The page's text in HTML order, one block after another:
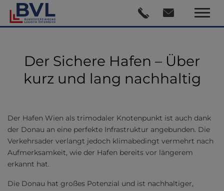
Der Sichere Hafen – Über
kurz und lang nachhaltig
Der Hafen Wien als trimodaler Knotenpunkt ist auch dank
der Donau an eine perfekte Infrastruktur angebunden. Die
Verkehrsader verlangt jedoch klimabedingt vermehrt nach
Aufmerksamkeit, wie der Hafen bereits vor längerem
erkannt hat.
Die Donau hat großes Potenzial und ist nachhaltiger,